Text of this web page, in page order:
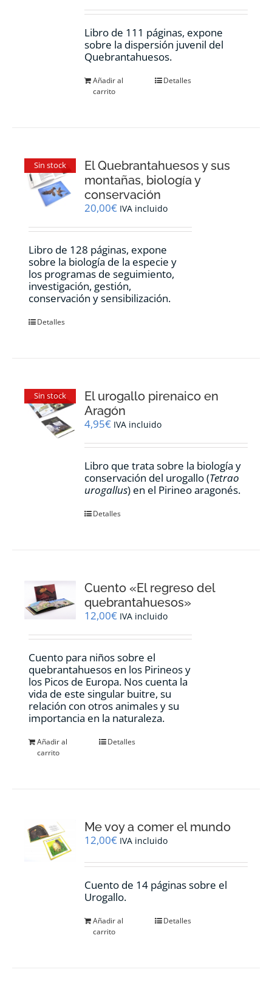
Libro de 111 páginas, expone
sobre la dispersión juvenil del
Quebrantahuesos.
Añadir al
carrito
Detalles
Sin stock
El Quebrantahuesos y sus
montañas, biología y
conservación
20,00€ IVA incluido
Libro de 128 páginas, expone
sobre la biología de la especie y
los programas de seguimiento,
investigación, gestión,
conservación y sensibilización.
Detalles
Sin stock
El urogallo pirenaico en
Aragón
4,95€ IVA incluido
Libro que trata sobre la biología y
conservación del urogallo (Tetrao
urogallus) en el Pirineo aragonés.
Detalles
Cuento «El regreso del
quebrantahuesos»
12,00€ IVA incluido
Cuento para niños sobre el
quebrantahuesos en los Pirineos y
los Picos de Europa. Nos cuenta la
vida de este singular buitre, su
relación con otros animales y su
importancia en la naturaleza.
Añadir al
carrito
Detalles
Me voy a comer el mundo
12,00€ IVA incluido
Cuento de 14 páginas sobre el
Urogallo.
Añadir al
carrito
Detalles